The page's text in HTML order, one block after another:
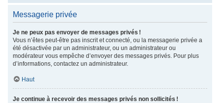
Messagerie privée
Je ne peux pas envoyer de messages privés !
Vous n’êtes peut-être pas inscrit et connecté, ou la messagerie privée a
été désactivée par un administrateur, ou un administrateur ou
modérateur vous empêche d’envoyer des messages privés. Pour plus
d’informations, contactez un administrateur.
Haut
Je continue à recevoir des messages privés non sollicités !